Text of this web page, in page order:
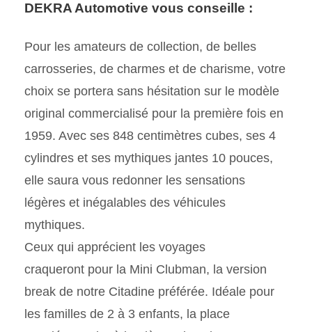
DEKRA Automotive vous conseille :
Pour les amateurs de collection, de belles
carrosseries, de charmes et de charisme, votre
choix se portera sans hésitation sur le modèle
original commercialisé pour la première fois en
1959. Avec ses 848 centimètres cubes, ses 4
cylindres et ses mythiques jantes 10 pouces,
elle saura vous redonner les sensations
légères et inégalables des véhicules
mythiques.
Ceux qui apprécient les voyages
craqueront pour la Mini Clubman, la version
break de notre Citadine préférée. Idéale pour
les familles de 2 à 3 enfants, la place